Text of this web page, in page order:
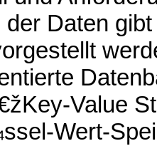
Daten
Value
Wert-